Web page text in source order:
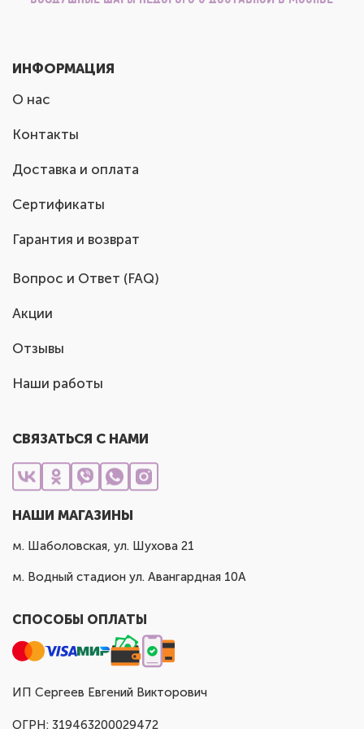
ИНФОРМАЦИЯ
О нас
Контакты
Доставка и оплата
Сертификаты
Гарантия и возврат
Вопрос и Ответ (FAQ)
Акции
Отзывы
Наши работы
СВЯЗАТЬСЯ С НАМИ
НАШИ МАГАЗИНЫ
м. Шаболовская, ул. Шухова 21
м. Водный стадион ул. Авангардная 10А
СПОСОБЫ ОПЛАТЫ
ИП Сергеев Евгений Викторович
ОГРН: 319463200029472